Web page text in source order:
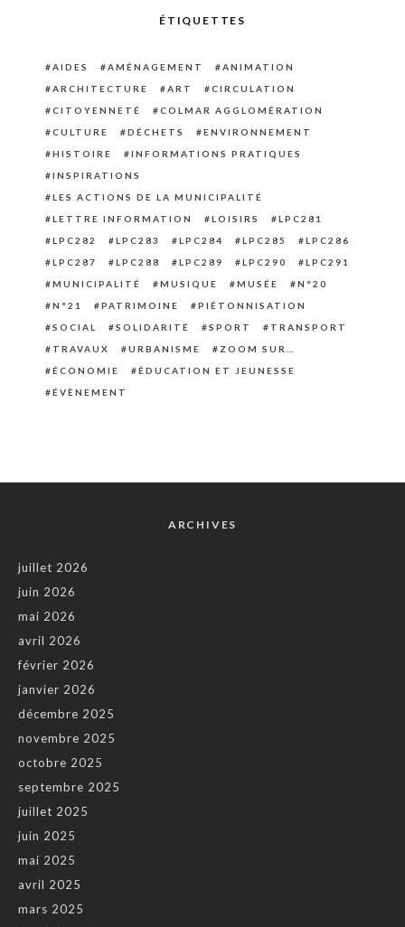
ÉTIQUETTES
AIDES AMÉNAGEMENT
ANIMATION
ARCHITECTURE
ART
CIRCULATION
CITOYENNETÉ
COLMAR AGGLOMÉRATION
CULTURE
DÉCHETS
ENVIRONNEMENT
HISTOIRE
INFORMATIONS PRATIQUES
INSPIRATIONS
LES ACTIONS DE LA MUNICIPALITÉ
LETTRE INFORMATION
LOISIRS
LPC281
LPC282
LPC283 LPC284 LPC285
LPC286
LPC287
LPC288 LPC289 LPC290
LPC291
MUNICIPALITÉ
MUSIQUE MUSÉE
N°20
N°21
PATRIMOINE
PIÉTONNISATION
SOCIAL
SOLIDARITÉ SPORT
TRANSPORT
TRAVAUX
URBANISME
ZOOM SUR…
ÉCONOMIE
ÉDUCATION ET JEUNESSE
ÉVÈNEMENT
ARCHIVES
juillet 2026
juin 2026
mai 2026
avril 2026
février 2026
janvier 2026
décembre 2025
novembre 2025
octobre 2025
septembre 2025
juillet 2025
juin 2025
mai 2025
avril 2025
mars 2025